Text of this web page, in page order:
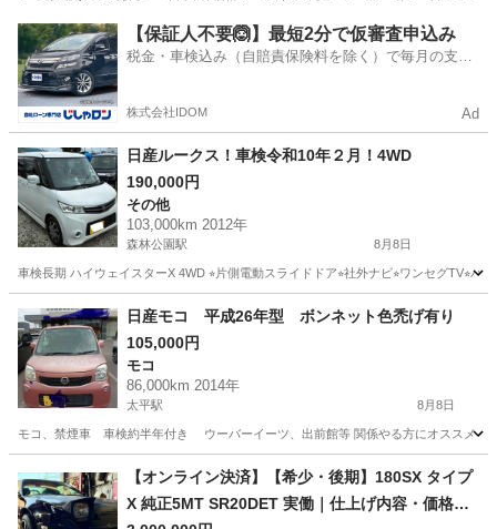
北海道 札幌市 デイズ
【保証人不要🙆】最短2分で仮審査申込み
税金・車検込み（自賠責保険料を除く）で毎月の支払
株式会社IDOM Ad
日産ルークス！車検令和10年２月！4WD
190,000円
その他
103,000km 2012年
森林公園駅 8月8日
車検長期 ハイウェイスターX 4WD ⭐︎片側電動スライドドア⭐︎社外ナビ⭐︎ワンセグTV⭐︎
北海道 札幌市 森林公園駅 その他 ルークス
日産モコ 平成26年型 ボンネット色禿げ有り
105,000円
モコ
86,000km 2014年
太平駅 8月8日
モコ、禁煙車 車検約半年付き ウーバーイーツ、出前館等 関係やる方にオスス
太平駅 モコ 日産モコ
【オンライン決済】【希少・後期】180SX タイプ
X 純正5MT SR20DET 実働｜仕上げ内容・価格相